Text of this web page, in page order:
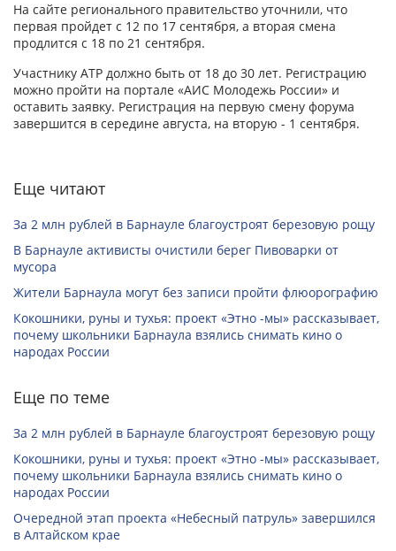
На сайте регионального правительство уточнили, что
первая пройдет с 12 по 17 сентября, а вторая смена
продлится с 18 по 21 сентября.
Участнику АТР должно быть от 18 до 30 лет. Регистрацию
можно пройти на портале «АИС Молодежь России» и
оставить заявку. Регистрация на первую смену форума
завершится в середине августа, на вторую - 1 сентября.
Еще читают
За 2 млн рублей в Барнауле благоустроят березовую рощу
В Барнауле активисты очистили берег Пивоварки от
мусора
Жители Барнаула могут без записи пройти флюорографию
Кокошники, руны и тухья: проект «Этно -мы» рассказывает,
почему школьники Барнаула взялись снимать кино о
народах России
Еще по теме
За 2 млн рублей в Барнауле благоустроят березовую рощу
Кокошники, руны и тухья: проект «Этно -мы» рассказывает,
почему школьники Барнаула взялись снимать кино о
народах России
Очередной этап проекта «Небесный патруль» завершился
в Алтайском крае